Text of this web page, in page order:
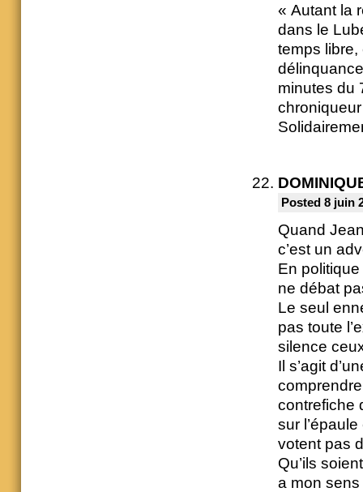
« Autant la
dans le
temps libre,
minutes du
Posted 8 juin
Quand
c’est un
En politique
ne débat
Le seul
pas toute
silence
Il s’agit
contrefiche
sur
votent pas
Qu’ils
a mon